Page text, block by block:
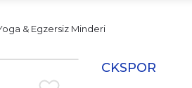
& Egzersiz Minderi
CKSPOR